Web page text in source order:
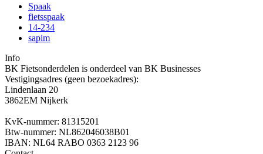
Spaak
fietsspaak
14-234
sapim
Info
BK Fietsonderdelen is onderdeel van BK Businesses
Vestigingsadres (geen bezoekadres):
Lindenlaan 20
3862EM Nijkerk
KvK-nummer: 81315201
Btw-nummer: NL862046038B01
IBAN: NL64 RABO 0363 2123 96